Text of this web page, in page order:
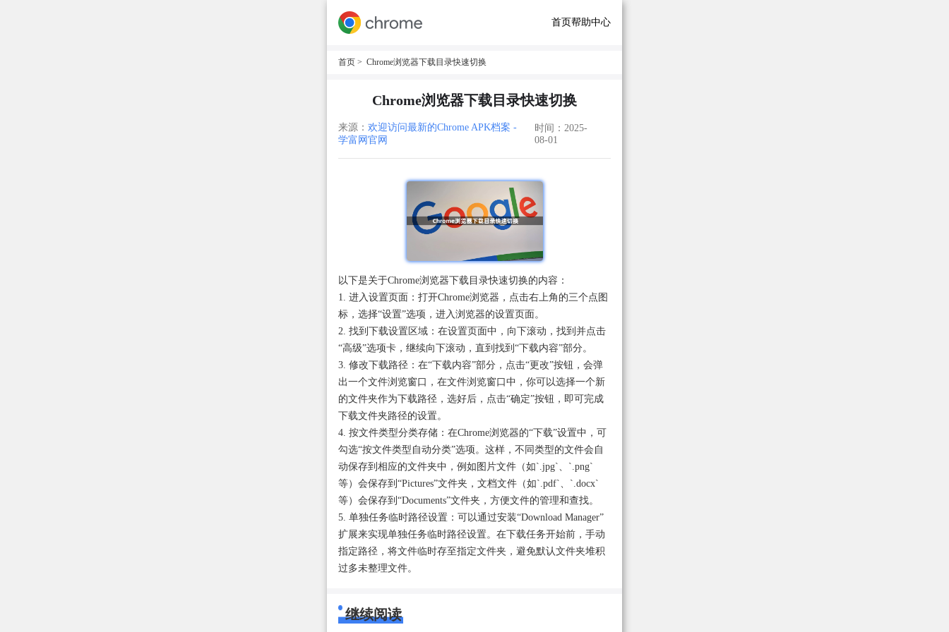
首页帮助中心
首页 > Chrome浏览器下载目录快速切换
Chrome浏览器下载目录快速切换
来源： 欢迎访问最新的Chrome APK档案 -
学富网官网
时间：2025-
08-01
以下是关于Chrome浏览器下载目录快速切换的内容：
1. 进入设置页面：打开Chrome浏览器，点击右上角的三个点图
标，选择“设置”选项，进入浏览器的设置页面。
2. 找到下载设置区域：在设置页面中，向下滚动，找到并点击
“高级”选项卡，继续向下滚动，直到找到“下载内容”部分。
3. 修改下载路径：在“下载内容”部分，点击“更改”按钮，会弹
出一个文件浏览窗口，在文件浏览窗口中，你可以选择一个新
的文件夹作为下载路径，选好后，点击“确定”按钮，即可完成
下载文件夹路径的设置。
4. 按文件类型分类存储：在Chrome浏览器的“下载”设置中，可
勾选“按文件类型自动分类”选项。这样，不同类型的文件会自
动保存到相应的文件夹中，例如图片文件（如`.jpg`、`.png`
等）会保存到“Pictures”文件夹，文档文件（如`.pdf`、`.docx`
等）会保存到“Documents”文件夹，方便文件的管理和查找。
5. 单独任务临时路径设置：可以通过安装“Download Manager”
扩展来实现单独任务临时路径设置。在下载任务开始前，手动
指定路径，将文件临时存至指定文件夹，避免默认文件夹堆积
过多未整理文件。
继续阅读